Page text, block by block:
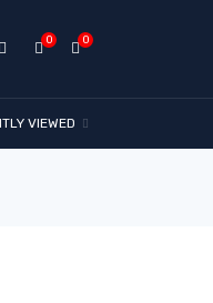
0
0
VIEWED